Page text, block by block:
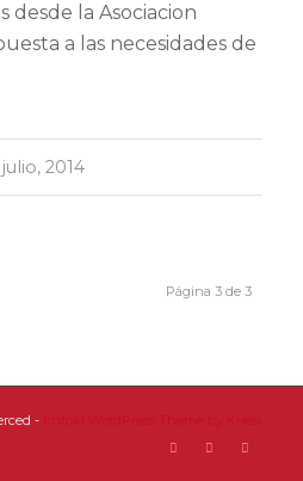
desde la Asociacion
a las necesidades de
2014
Página 3 de 3
-